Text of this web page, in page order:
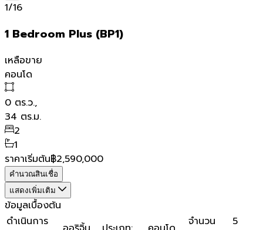
1/16
1 Bedroom Plus (BP1)
เหลือขาย
คอนโด
0 ตร.ว.,
34 ตร.ม.
2
1
ราคาเริ่มต้น฿2,590,000
คำนวณสินเชื่อ
แสดงเพิ่มเติม
ข้อมูลเบื้องต้น
ดำเนินการ
จำนวน
5